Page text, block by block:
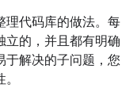
理代码库的做法。每
立的，并且都有明确
于解决的子问题，您